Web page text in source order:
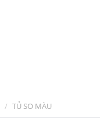
TỦ SO MÀU